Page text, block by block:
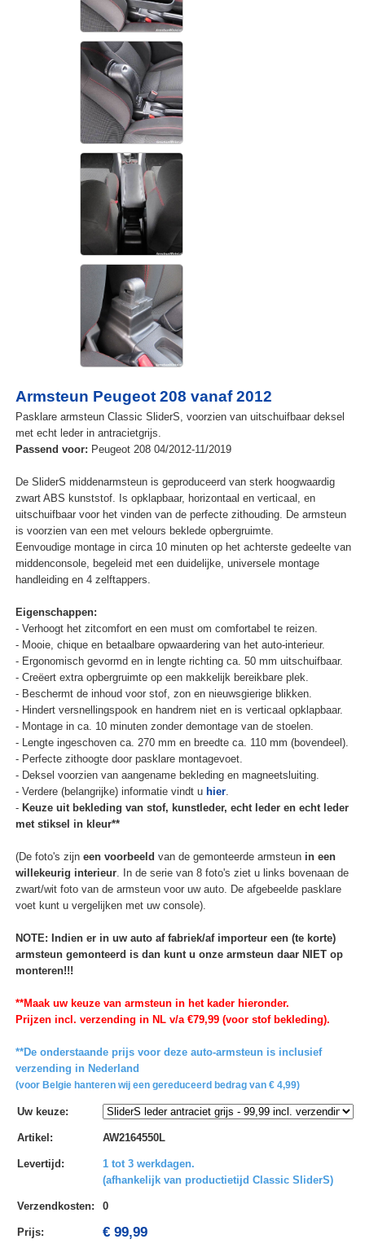
Armsteun Peugeot 208 vanaf 2012
Pasklare armsteun Classic SliderS, voorzien van uitschuifbaar deksel
met echt leder in antracietgrijs.
Passend voor: Peugeot 208 04/2012-11/2019
De SliderS middenarmsteun is geproduceerd van sterk hoogwaardig
zwart ABS kunststof. Is opklapbaar, horizontaal en verticaal, en
uitschuifbaar voor het vinden van de perfecte zithouding. De armsteun
is voorzien van een met velours beklede opbergruimte.
Eenvoudige montage in circa 10 minuten op het achterste gedeelte van
middenconsole, begeleid met een duidelijke, universele montage
handleiding en 4 zelftappers.
Eigenschappen:
- Verhoogt het zitcomfort en een must om comfortabel te reizen.
- Mooie, chique en betaalbare opwaardering van het auto-interieur.
- Ergonomisch gevormd en in lengte richting ca. 50 mm uitschuifbaar.
- Creëert extra opbergruimte op een makkelijk bereikbare plek.
- Beschermt de inhoud voor stof, zon en nieuwsgierige blikken.
- Hindert versnellingspook en handrem niet en is verticaal opklapbaar.
- Montage in ca. 10 minuten zonder demontage van de stoelen.
- Lengte ingeschoven ca. 270 mm en breedte ca. 110 mm (bovendeel).
- Perfecte zithoogte door pasklare montagevoet.
- Deksel voorzien van aangename bekleding en magneetsluiting.
- Verdere (belangrijke) informatie vindt u hier.
- Keuze uit bekleding van stof, kunstleder, echt leder en echt leder
met stiksel in kleur**
(De foto's zijn een voorbeeld van de gemonteerde armsteun in een
willekeurig interieur. In de serie van 8 foto's ziet u links bovenaan de
zwart/wit foto van de armsteun voor uw auto. De afgebeelde pasklare
voet kunt u vergelijken met uw console).
NOTE: Indien er in uw auto af fabriek/af importeur een (te korte)
armsteun gemonteerd is dan kunt u onze armsteun daar NIET op
monteren!!!
**Maak uw keuze van armsteun in het kader hieronder.
Prijzen incl. verzending in NL v/a €79,99 (voor stof bekleding).
**De onderstaande prijs voor deze auto-armsteun is inclusief
verzending in Nederland
(voor Belgie hanteren wij een gereduceerd bedrag van € 4,99)
Uw keuze:
Artikel : AW2164550L
Levertijd :
1 tot 3 werkdagen.
(afhankelijk van productietijd Classic SliderS)
Verzendkosten: 0
Prijs: € 99,99